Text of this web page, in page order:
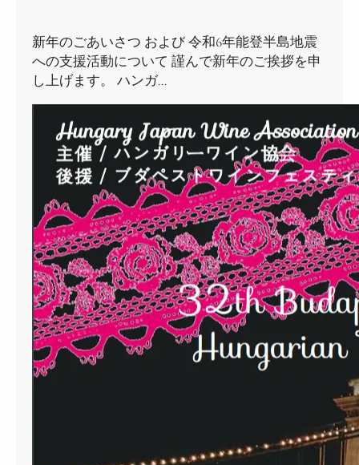
新年のごあいさつ および 令和6年能登半島地震
への支援活動について 謹んで新年のご挨拶を申
し上げます。 ハンガ…